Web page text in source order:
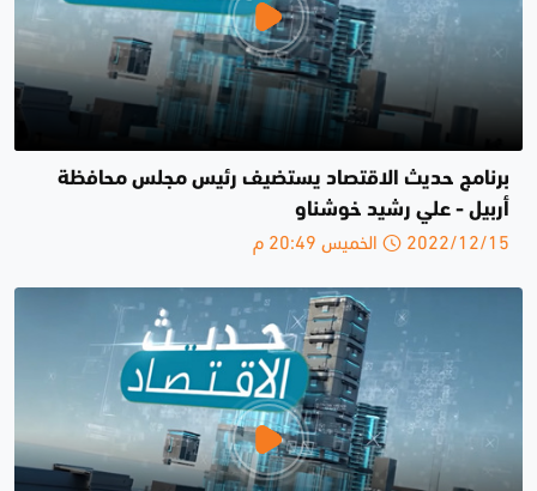
برنامج حديث الاقتصاد يستضيف رئيس مجلس محافظة
أربيل - علي رشيد خوشناو
2022/12/15 الخميس 20:49 م